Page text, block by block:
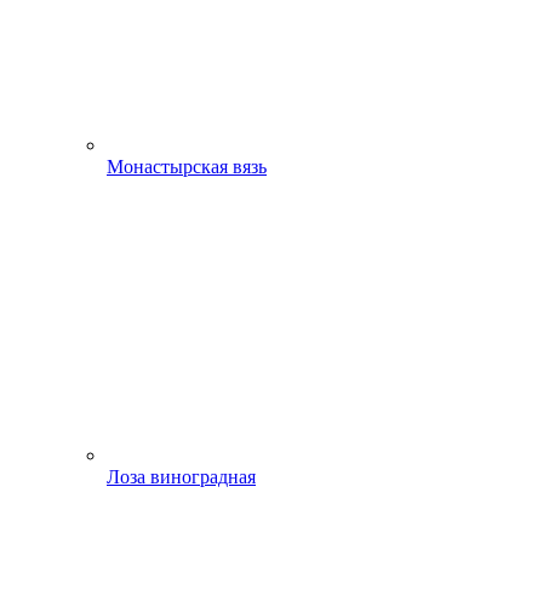
Монастырская вязь
Лоза виноградная